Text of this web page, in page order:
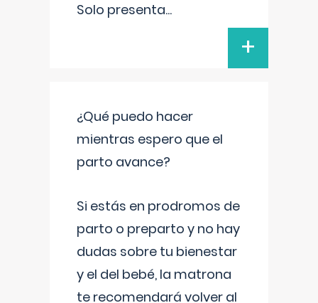
Solo presenta...
+
¿Qué puedo hacer
mientras espero que el
parto avance?
Si estás en prodromos de
parto o preparto y no hay
dudas sobre tu bienestar
y el del bebé, la matrona
te recomendará volver al